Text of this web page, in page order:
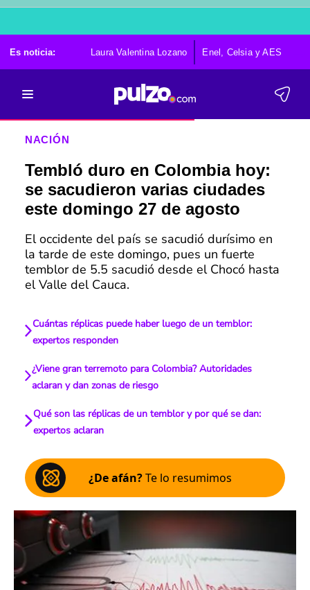
Es noticia: Laura Valentina Lozano Enel, Celsia y AES
NACIÓN
Tembló duro en Colombia hoy:
se sacudieron varias ciudades
este domingo 27 de agosto
El occidente del país se sacudió durísimo en
la tarde de este domingo, pues un fuerte
temblor de 5.5 sacudió desde el Chocó hasta
el Valle del Cauca.
Cuántas réplicas puede haber luego de un temblor:
expertos responden
¿Viene gran terremoto para Colombia? Autoridades
aclaran y dan zonas de riesgo
Qué son las réplicas de un temblor y por qué se dan:
expertos aclaran
¿De afán?Te lo resumimos